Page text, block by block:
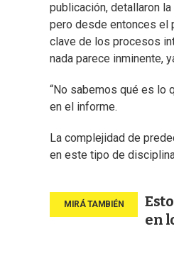
publicación, detallaron
pero desde entonces el
clave de los procesos
nada parece inminente,
“No sabemos qué es lo
en el informe.
La complejidad de
en este tipo de
en